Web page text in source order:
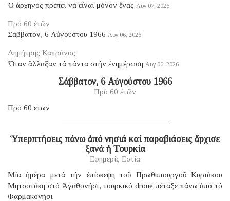
Ὁ ἀρχηγός πρέπει νά εἶναι μόνον ἕνας Αυγ 07, 2026
Πρό 60 ἐτῶν
Σάββατον, 6 Αὐγούστου 1966 Αυγ 06, 2026
Δημήτρης Καπράνος
Ὅταν ἄλλαξαν τά πάντα στήν ἐνημέρωση Αυγ 06, 2026
Σάββατον, 6 Αὐγούστου 1966
Πρό 60 ἐτῶν
Πρό 60 ετων
Ὑπερπτήσεις πάνω ἀπό νησιά καί παραβιάσεις ἄρχισε
ξανά ἡ Τουρκία
Εφημερίς Εστία
Μία ἡμέρα μετά τήν ἐπίσκεψη τοῦ Πρωθυπουργοῦ Κυριάκου
Μητσοτάκη στό Ἀγαθονήσι, τουρκικό drone πέταξε πάνω ἀπό τό
Φαρμακονήσι